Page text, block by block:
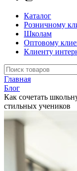
Каталог
Розничному
Школам
Оптовому
Клиенту
Главная
Блог
Как сочетать
стильных учеников